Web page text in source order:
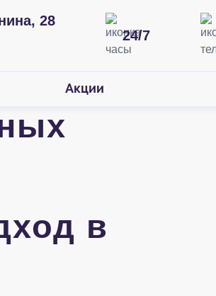
28
24/7
Акции
в